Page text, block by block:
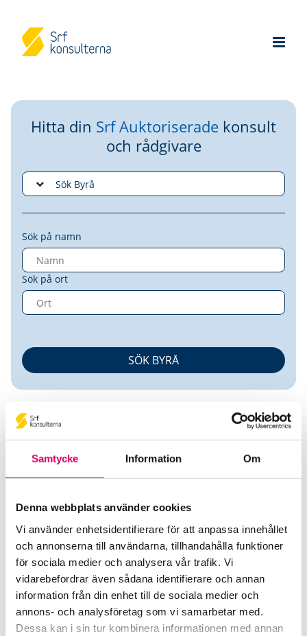
Samtycke Information Om
Denna webbplats använder cookies
Vi använder enhetsidentifierare för att anpassa innehållet
och annonserna till användarna, tillhandahålla funktioner
för sociala medier och analysera vår trafik. Vi
vidarebefordrar även sådana identifierare och annan
information från din enhet till de sociala medier och
annons- och analysföretag som vi samarbetar med.
Dessa kan i sin tur kombinera informationen med annan
Hitta din Srf Auktoriserade konsult
och rådgivare
Sök på namn
Sök på ort
Auktoriserad Redovisningskonsult
Novareko Redovisning AB
Västerås
Telefon
021-440 21 04